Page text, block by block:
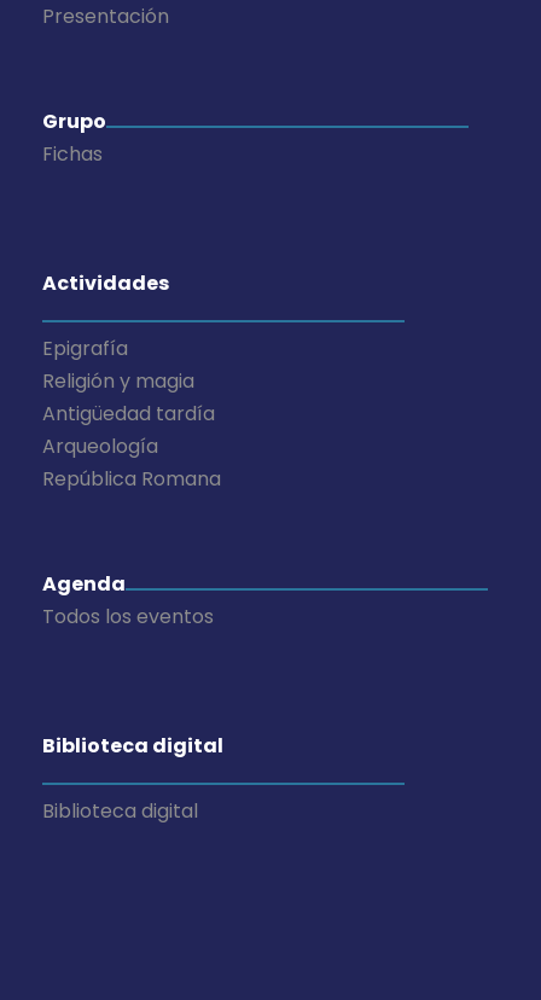
Presentación
Grupo
Fichas
Actividades
Epigrafía
Religión y magia
Antigüedad tardía
Arqueología
República Romana
Agenda
Todos los eventos
Biblioteca digital
Biblioteca digital